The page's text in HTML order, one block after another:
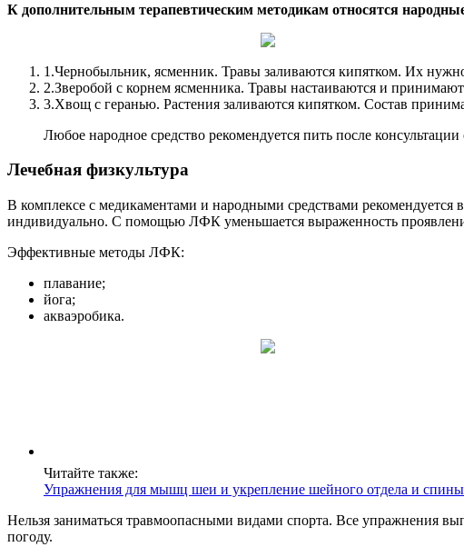
К дополнительным терапевтическим методикам относятся
1.Чернобыльник, ясменник. Травы заливаются кипятком. Их
2.Зверобой с корнем ясменника. Травы настаиваются и
3.Хвощ с геранью. Растения заливаются кипятком. Состав
Любое народное средство рекомендуется пить после консультации
Лечебная физкультура
В комплексе с медикаментами и народными средствами
индивидуально. С помощью ЛФК уменьшается выраженность
Эффективные методы ЛФК:
плавание;
йога;
акваэробика.
Читайте также:
Упражнения для мышц шеи и укрепление шейного отдела и спины
Нельзя заниматься травмоопасными видами спорта. Все упражнения
погоду.